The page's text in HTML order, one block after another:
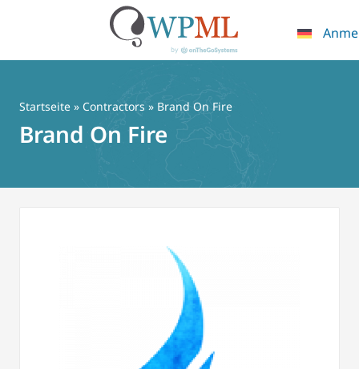
springen
Startseite » Contractors» Brand On Fire
Brand On Fire